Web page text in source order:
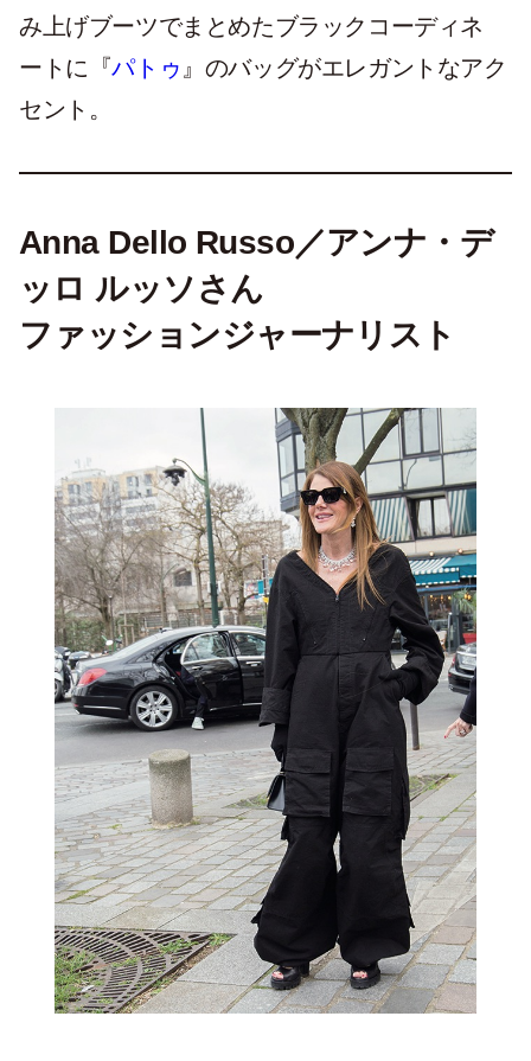
み上げブーツでまとめたブラックコーディネ
ートに『パトゥ』のバッグがエレガントなアク
セント。
Anna Dello Russo／アンナ・デ
ッロ ルッソさん
ファッションジャーナリスト